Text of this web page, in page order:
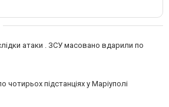
атаки . ЗСУ масовано вдарили по
чотирьох підстанціях у Маріуполі